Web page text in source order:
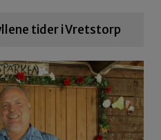
tider i Vretstorp